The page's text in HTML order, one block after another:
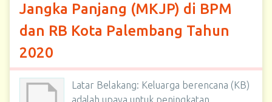
Jangka Panjang (MKJP) di BPM
dan RB Kota Palembang Tahun
2020
Latar Belakang: Keluarga berencana (KB)
adalah upaya untuk peningkatan